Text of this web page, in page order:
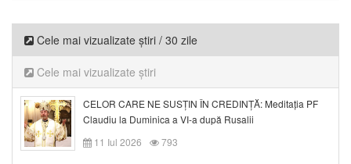
Cele mai vizualizate știri / 30 zile
Cele mai vizualizate știri
CELOR CARE NE SUSȚIN ÎN CREDINȚĂ: Meditația PF
Claudiu la Duminica a VI-a după Rusalii
11 Iul 2026
793